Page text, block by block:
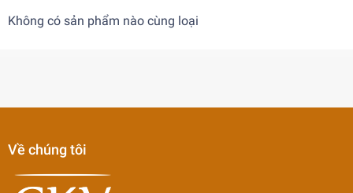
Không có sản phẩm nào cùng loại
Về chúng tôi